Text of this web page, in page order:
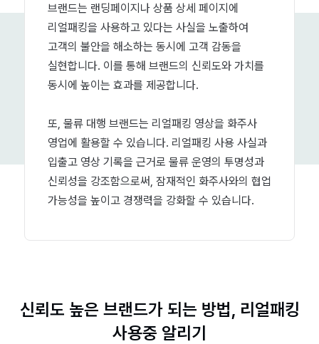
브랜드는 랜딩페이지나 상품 상세 페이지에
리얼패킹을 사용하고 있다는 사실을 노출하여
고객의 불안을 해소하는 동시에 고객 감동을
실현합니다. 이를 통해 브랜드의 신뢰도와 가치를
동시에 높이는 효과를 제공합니다.
또, 물류 대행 브랜드는 리얼패킹 영상을 화주사
영업에 활용할 수 있습니다. 리얼패킹 사용 사실과
입출고 영상 기록을 근거로 물류 운영의 투명성과
신뢰성을 강조함으로써, 잠재적인 화주사와의 협업
가능성을 높이고 경쟁력을 강화할 수 있습니다.
신뢰도 높은 브랜드가 되는 방법, 리얼패킹
사용중 알리기